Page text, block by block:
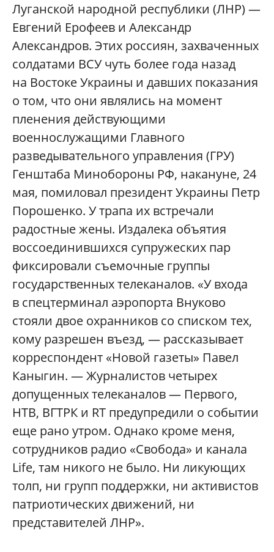
Луганской народной республики (ЛНР) —
Евгений Ерофеев и Александр
Александров. Этих россиян, захваченных
солдатами ВСУ чуть более года назад
на Востоке Украины и давших показания
о том, что они являлись на момент
пленения действующими
военнослужащими Главного
разведывательного управления (ГРУ)
Генштаба Минобороны РФ, накануне, 24
мая, помиловал президент Украины Петр
Порошенко. У трапа их встречали
радостные жены. Издалека объятия
воссоединившихся супружеских пар
фиксировали съемочные группы
государственных телеканалов. «У входа
в спецтерминал аэропорта Внуково
стояли двое охранников со списком тех,
кому разрешен въезд, — рассказывает
корреспондент «Новой газеты» Павел
Каныгин. — Журналистов четырех
допущенных телеканалов — Первого,
НТВ, ВГТРК и RT предупредили о событии
еще рано утром. Однако кроме меня,
сотрудников радио «Свобода» и канала
Life, там никого не было. Ни ликующих
толп, ни групп поддержки, ни активистов
патриотических движений, ни
представителей ЛНР».